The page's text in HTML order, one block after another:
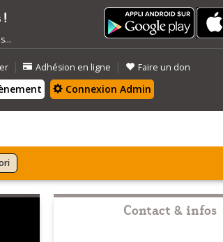
| Adhésion en ligne | Faire un don
Connexion Admin
Contact & infos